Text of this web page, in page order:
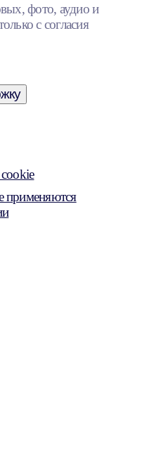
фото, аудио и
с согласия
применяются